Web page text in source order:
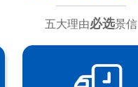
五大理由必选景信